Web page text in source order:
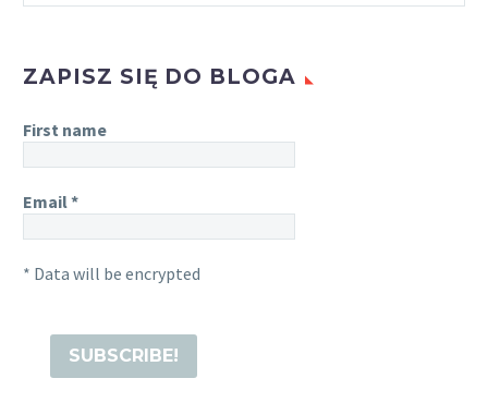
ZAPISZ SIĘ DO BLOGA
First name
Email*
* Data will be encrypted